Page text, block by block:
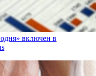
включен в